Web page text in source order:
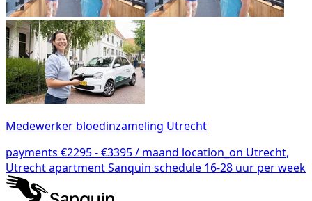
Medewerker bloedinzameling Utrecht
payments €2295 - €3395 / maand location_on Utrecht,
UtrechtapartmentSanquin schedule 16-28 uur per week